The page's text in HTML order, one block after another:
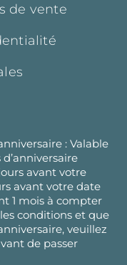
de vente
: Valable
avant votre
avant votre date
1 mois à compter
conditions et que
veuillez
de passer